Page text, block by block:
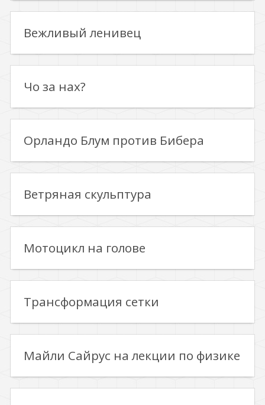
Вежливый ленивец
Чо за нах?
Орландо Блум против Бибера
Ветряная скульптура
Мотоцикл на голове
Трансформация сетки
Майли Сайрус на лекции по физике